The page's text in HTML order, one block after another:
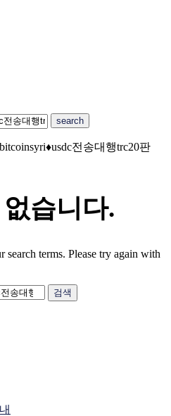
전송대행trc20판
습니다.
search terms. Please try again with